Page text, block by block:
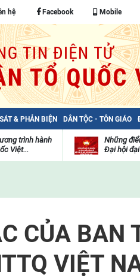
hệ Facebook Mobile
& PHẢN BIỆN DÂN TỘC - TÔN GIÁO
trình hành
Việt...
Những
Đại hội
CỦA BAN
VIỆT